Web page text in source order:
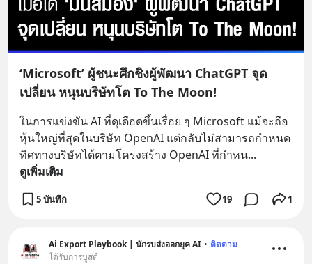
‘Microsoft’ ผู้ชนะศึกชิงผู้พัฒนา ChatGPT จุด
เปลี่ยน หนุนบริษัทโต To The Moon!
ในการแข่งขัน AI ที่ดุเดือดขึ้นเรื่อย ๆ Microsoft แม้จะถือ
หุ้นใหญ่ที่สุดในบริษัท OpenAI แต่กลับไม่สามารถกำหนด
ทิศทางบริษัทได้ตามโครงสร้าง OpenAI ที่กำหน...
ดูเพิ่มเติม
5 บันทึก 19 1
Ai Export Playbook | นักรบส่งออกยุค AI • ติดตาม
ได้รับการบูสต์